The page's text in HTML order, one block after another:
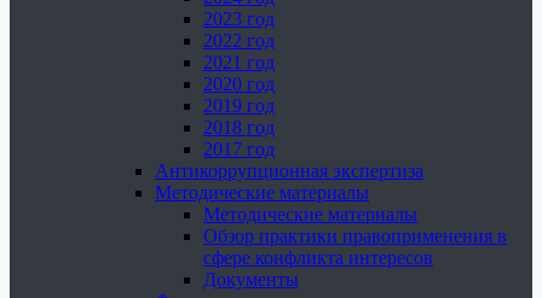
2023 год
2022 год
2021 год
2020 год
2019 год
2018 год
2017 год
Антикоррупционная экспертиза
Методические материалы
Методические материалы
Обзор практики правоприменения в
сфере конфликта интересов
Документы